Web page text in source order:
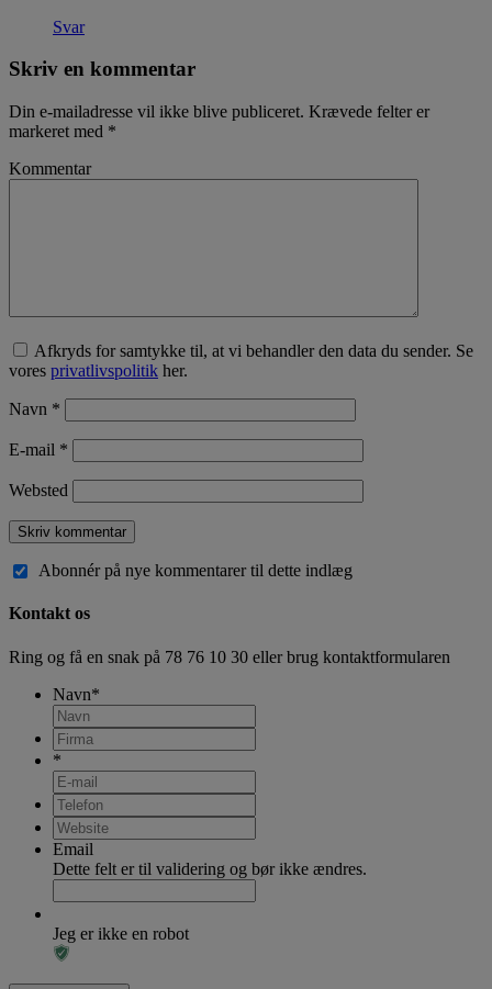
Svar
Skriv en kommentar
Din e-mailadresse vil ikke blive publiceret. Krævede felter er
markeret med *
Kommentar
Afkryds for samtykke til, at vi behandler den data du sender. Se
vores privatlivspolitik her.
Navn *
E-mail *
Websted
Abonnér på nye kommentarer til dette indlæg
Kontakt os
Ring og få en snak på 78 76 10 30 eller brug kontaktformularen
Navn*
*
Email
Dette felt er til validering og bør ikke ændres.
Jeg er ikke en robot